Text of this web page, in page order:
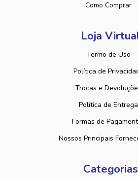
Como Comprar
Loja
Termo de Uso
Política de
Trocas e
Política de Entrega
Formas de
Nossos Principais
Categorias